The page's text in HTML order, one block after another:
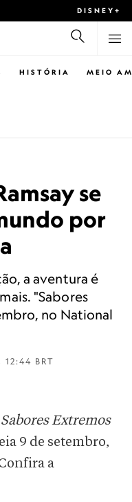
DISNEY+
HISTÓRIA MEIO
se
por
a aventura é
"Sabores
no National
12:44 BRT
Sabores Extremos
9 de setembro,
a